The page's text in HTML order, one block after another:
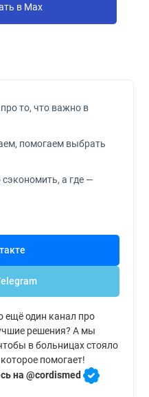
в Max
то, что важно в
помогаем выбрать
а где —
ещё один канал про
решения? А мы
в больницах стояло
помогает!
на @cordismed